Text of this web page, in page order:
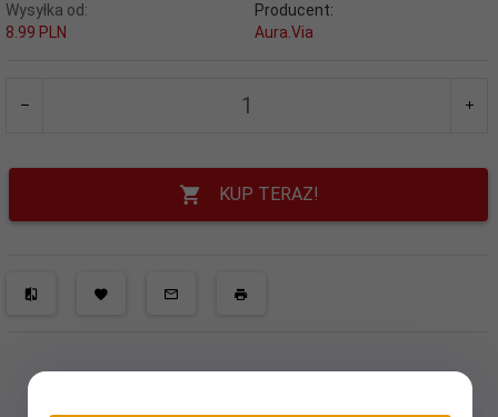
Wysyłka od:
8.99 PLN
Producent:
Aura.Via
KUP TERAZ!